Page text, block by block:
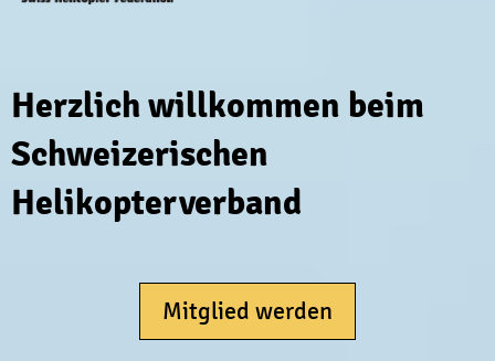
Herzlich willkommen beim
Schweizerischen
Helikopterverband
Mitglied werden